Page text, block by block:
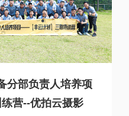
分部负责人培养项
营--优拍云摄影